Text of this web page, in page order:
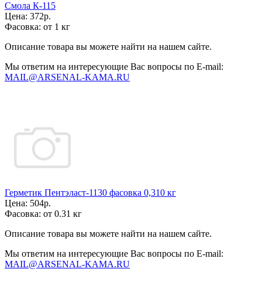
Смола К-115
Цена: 372р.
Фасовка: от 1 кг
Описание товара вы можете найти на нашем сайте.
Мы ответим на интересующие Вас вопросы по E-mail:
MAIL@ARSENAL-KAMA.RU
Герметик Пентэласт-1130 фасовка 0,310 кг
Цена: 504р.
Фасовка: от 0.31 кг
Описание товара вы можете найти на нашем сайте.
Мы ответим на интересующие Вас вопросы по E-mail:
MAIL@ARSENAL-KAMA.RU